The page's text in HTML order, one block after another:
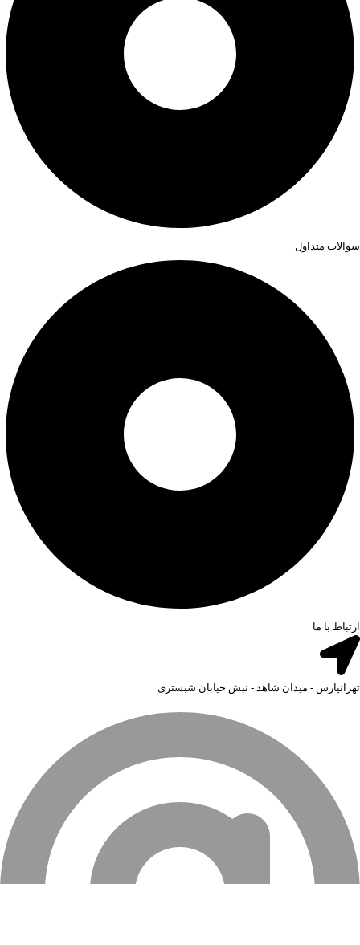
سوالات متداول
ارتباط با ما
تهرانپارس - میدان شاهد - نبش خیابان شبستری